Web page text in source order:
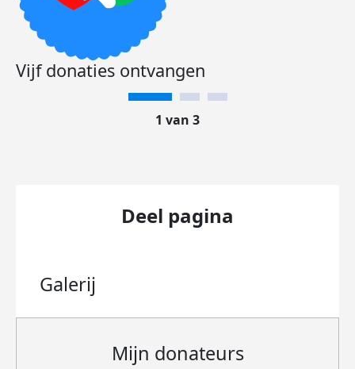
Vijf donaties ontvangen
1 van 3
Deel pagina
Galerij
Mijn donateurs